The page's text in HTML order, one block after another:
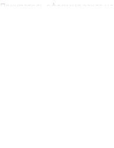
Покупатель оформил заказ на